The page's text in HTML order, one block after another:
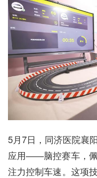
5月7日，同济医院襄
应用——脑控赛车，
注力控制车速。这项